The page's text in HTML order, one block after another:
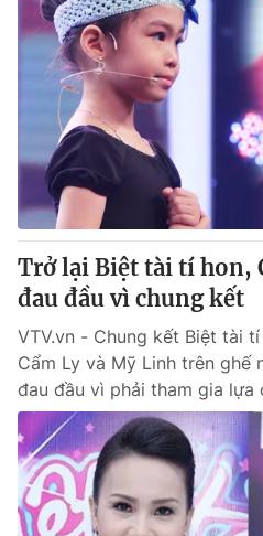
Trở lại Biệt tài tí hon,
đau đầu vì chung kết
VTV.vn - Chung kết Biệt tài
Cẩm Ly và Mỹ Linh trên ghế
đau đầu vì phải tham gia lựa